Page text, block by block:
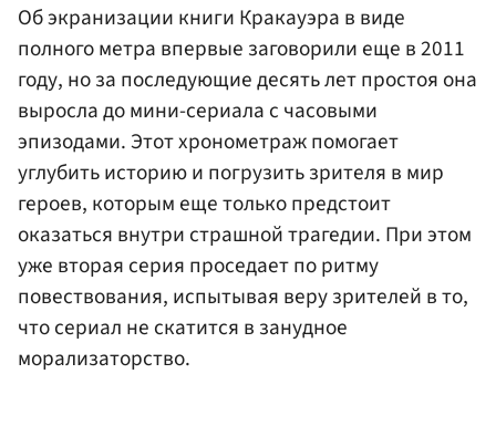
Об экранизации книги Кракауэра в виде
полного метра впервые заговорили еще в 2011
году, но за последующие десять лет простоя она
выросла до мини-сериала с часовыми
эпизодами. Этот хронометраж помогает
углубить историю и погрузить зрителя в мир
героев, которым еще только предстоит
оказаться внутри страшной трагедии. При этом
уже вторая серия проседает по ритму
повествования, испытывая веру зрителей в то,
что сериал не скатится в занудное
морализаторство.